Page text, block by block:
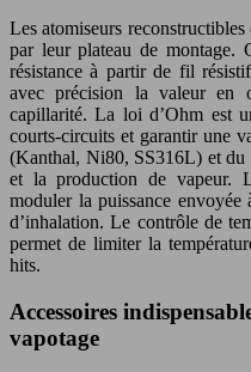
Les atomiseurs
par leur plateau de montage.
résistance à partir de fil
avec précision la valeur en
capillarité. La loi d’Ohm est
courts-circuits et garantir une
(Kanthal, Ni80, SS316L) et du
et la production de vapeur.
moduler la puissance
d’inhalation. Le contrôle de
permet de limiter la
hits.
Accessoires
vapotage